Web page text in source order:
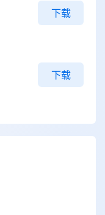
下载
下载